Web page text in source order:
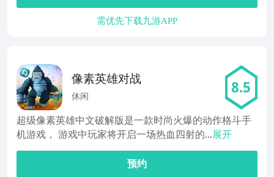
需优先下载九游APP
像素英雄对战
休闲 8.5
超级像素英雄中文破解版是一款时尚火爆的动作格斗手
机游戏， 游戏中玩家将开启一场热血四射的...展开
预约